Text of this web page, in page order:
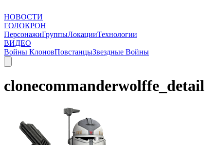
НОВОСТИ
ГОЛОКРОН
ПерсонажиГруппыЛокацииТехнологии
ВИДЕО
Войны КлоновПовстанцыЗвездные Войны
clonecommanderwolffe_detail